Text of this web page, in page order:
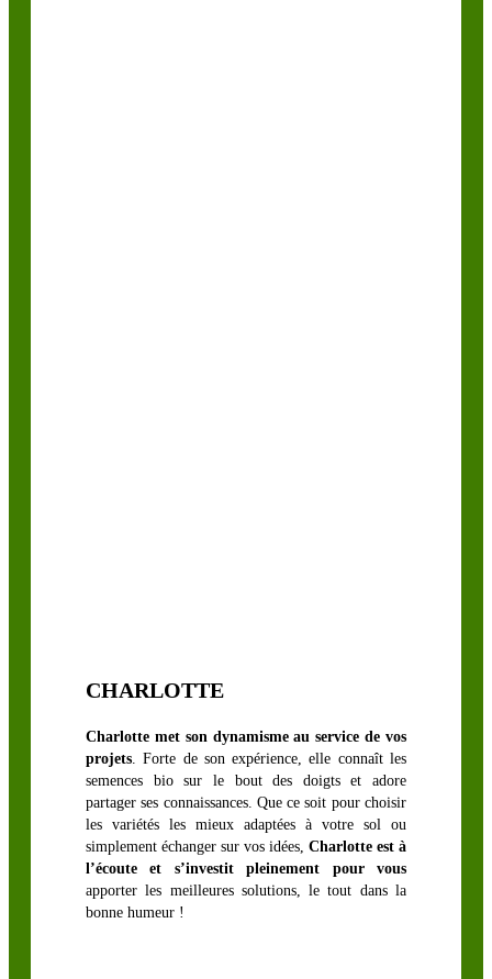
Sainfoin,
Séradelle &
Cameline
Trèfle blanc
Trèfle
d’Alexandrie
Trèfle hybride
CHARLOTTE
Charlotte met son dynamisme au service de vos
projets. Forte de son expérience, elle connaît les
semences bio sur le bout des doigts et adore
partager ses connaissances. Que ce soit pour choisir
les variétés les mieux adaptées à votre sol ou
simplement échanger sur vos idées, Charlotte est à
l’écoute et s’investit pleinement pour vous
apporter les meilleures solutions, le tout dans la
bonne humeur !